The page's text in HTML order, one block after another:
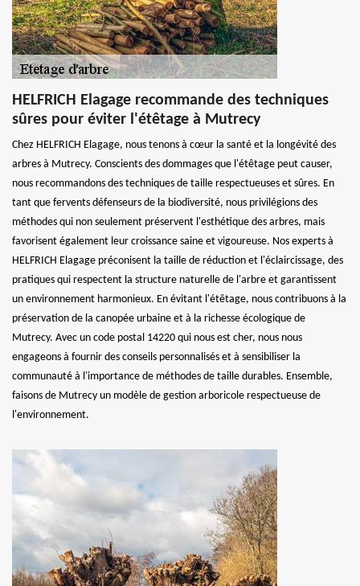
HELFRICH Elagage recommande des techniques
sûres pour éviter l'étêtage à Mutrecy
Chez HELFRICH Elagage, nous tenons à cœur la santé et la longévité des
arbres à Mutrecy. Conscients des dommages que l'étêtage peut causer,
nous recommandons des techniques de taille respectueuses et sûres. En
tant que fervents défenseurs de la biodiversité, nous privilégions des
méthodes qui non seulement préservent l'esthétique des arbres, mais
favorisent également leur croissance saine et vigoureuse. Nos experts à
HELFRICH Elagage préconisent la taille de réduction et l'éclaircissage, des
pratiques qui respectent la structure naturelle de l'arbre et garantissent
un environnement harmonieux. En évitant l'étêtage, nous contribuons à la
préservation de la canopée urbaine et à la richesse écologique de
Mutrecy. Avec un code postal 14220 qui nous est cher, nous nous
engageons à fournir des conseils personnalisés et à sensibiliser la
communauté à l'importance de méthodes de taille durables. Ensemble,
faisons de Mutrecy un modèle de gestion arboricole respectueuse de
l'environnement.